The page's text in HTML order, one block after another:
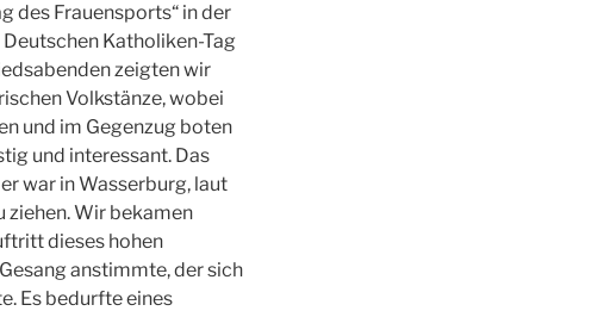
des Frauensports“ in der
Katholiken-Tag
zeigten wir
Volkstänze, wobei
und im Gegenzug boten
und interessant. Das
war in Wasserburg, laut
ziehen. Wir bekamen
dieses hohen
anstimmte, der sich
Es bedurfte eines